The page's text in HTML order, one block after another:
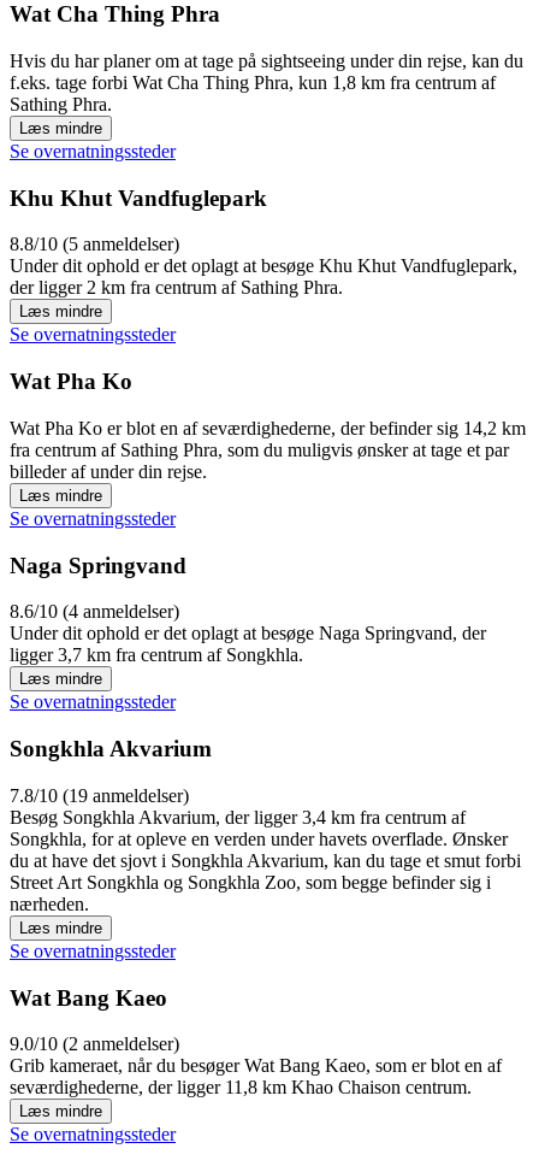
Wat Cha Thing Phra
Hvis du har planer om at tage på sightseeing under din rejse, kan du
f.eks. tage forbi Wat Cha Thing Phra, kun 1,8 km fra centrum af
Sathing Phra.
Læs mindre
Se overnatningssteder
Khu Khut Vandfuglepark
8.8/10 (5 anmeldelser)
Under dit ophold er det oplagt at besøge Khu Khut Vandfuglepark,
der ligger 2 km fra centrum af Sathing Phra.
Læs mindre
Se overnatningssteder
Wat Pha Ko
Wat Pha Ko er blot en af seværdighederne, der befinder sig 14,2 km
fra centrum af Sathing Phra, som du muligvis ønsker at tage et par
billeder af under din rejse.
Læs mindre
Se overnatningssteder
Naga Springvand
8.6/10 (4 anmeldelser)
Under dit ophold er det oplagt at besøge Naga Springvand, der
ligger 3,7 km fra centrum af Songkhla.
Læs mindre
Se overnatningssteder
Songkhla Akvarium
7.8/10 (19 anmeldelser)
Besøg Songkhla Akvarium, der ligger 3,4 km fra centrum af
Songkhla, for at opleve en verden under havets overflade. Ønsker
du at have det sjovt i Songkhla Akvarium, kan du tage et smut forbi
Street Art Songkhla og Songkhla Zoo, som begge befinder sig i
nærheden.
Læs mindre
Se overnatningssteder
Wat Bang Kaeo
9.0/10 (2 anmeldelser)
Grib kameraet, når du besøger Wat Bang Kaeo, som er blot en af
seværdighederne, der ligger 11,8 km Khao Chaison centrum.
Læs mindre
Se overnatningssteder